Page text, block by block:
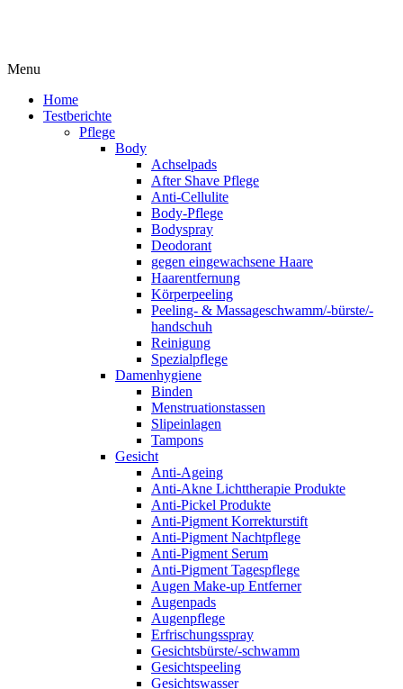
Menu
Home
Testberichte
Pflege
Body
Achselpads
After Shave Pflege
Anti-Cellulite
Body-Pflege
Bodyspray
Deodorant
gegen eingewachsene Haare
Haarentfernung
Körperpeeling
Peeling- & Massageschwamm/-bürste/-
handschuh
Reinigung
Spezialpflege
Damenhygiene
Binden
Menstruationstassen
Slipeinlagen
Tampons
Gesicht
Anti-Ageing
Anti-Akne Lichttherapie Produkte
Anti-Pickel Produkte
Anti-Pigment Korrekturstift
Anti-Pigment Nachtpflege
Anti-Pigment Serum
Anti-Pigment Tagespflege
Augen Make-up Entferner
Augenpads
Augenpflege
Erfrischungsspray
Gesichtsbürste/-schwamm
Gesichtspeeling
Gesichtswasser